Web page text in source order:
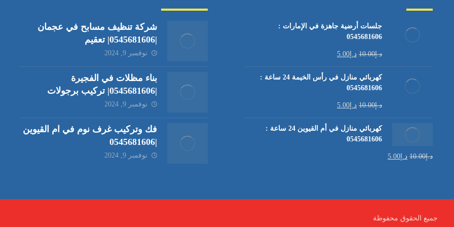
جلسات أرضية جاهزة في الإمارات :
0545681606
د.إ10.00 د.إ 5.00
كهربائي منازل في رأس الخيمة 24 ساعة :
0545681606
د.إ10.00 د.إ 5.00
كهربائي منازل في أم القيوين 24 ساعة :
0545681606
د.إ10.00 د.إ 5.00
شركة تنظيف مسابح في عجمان
|0545681606| تعقيم
نوفمبر 9, 2024
بناء مظلات في الفجيرة
|0545681606| تركيب برجولات
نوفمبر 9, 2024
فك وتركيب غرف نوم في ام القيوين
|0545681606
نوفمبر 9, 2024
جميع الحقوق محفوظة